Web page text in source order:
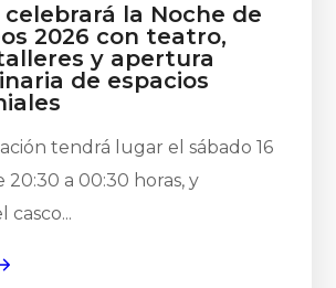
la Noche de
2026 con teatro,
y apertura
de espacios
tendrá lugar el sábado 16
20:30 a 00:30 horas, y
casco...